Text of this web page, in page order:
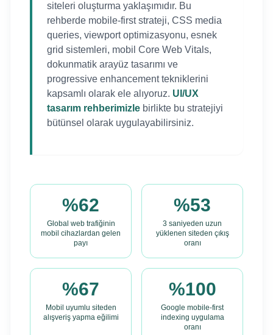
siteleri oluşturma yaklaşımıdır. Bu
rehberde mobile-first strateji, CSS media
queries, viewport optimizasyonu, esnek
grid sistemleri, mobil Core Web Vitals,
dokunmatik arayüz tasarımı ve
progressive enhancement tekniklerini
kapsamlı olarak ele alıyoruz. UI/UX
tasarım rehberimizle birlikte bu stratejiyi
bütünsel olarak uygulayabilirsiniz.
%62
Global web trafiğinin
mobil cihazlardan gelen
payı
%53
3 saniyeden uzun
yüklenen siteden çıkış
oranı
%67
Mobil uyumlu siteden
alışveriş yapma eğilimi
%100
Google mobile-first
indexing uygulama
oranı